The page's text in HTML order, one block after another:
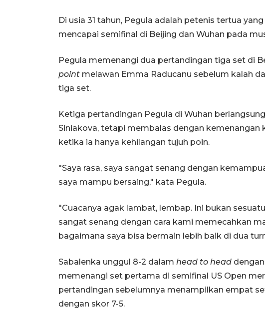
Di usia 31 tahun, Pegula adalah petenis tertua
mencapai semifinal di Beijing dan Wuhan pada
Pegula memenangi dua pertandingan tiga set di
point melawan Emma Raducanu sebelum kalah
tiga set.
Ketiga pertandingan Pegula di Wuhan
Siniakova, tetapi membalas dengan kemenangan
ketika ia hanya kehilangan tujuh poin.
"Saya rasa, saya sangat senang dengan
saya mampu bersaing," kata Pegula.
"Cuacanya agak lambat, lembap. Ini bukan
sangat senang dengan cara kami memecahkan
bagaimana saya bisa bermain lebih baik di dua
Sabalenka unggul 8-2 dalam head to head
memenangi set pertama di semifinal US Open
pertandingan sebelumnya menampilkan empat
dengan skor 7-5.